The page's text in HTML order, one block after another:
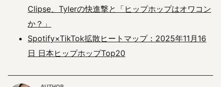
Clipse、Tylerの快進撃と「ヒップホップはオワコン
か？」
Spotify×TikTok拡散ヒートマップ：2025年11月16
日 日本ヒップホップTop20